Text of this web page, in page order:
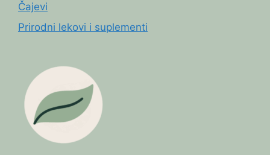
Čajevi
Prirodni lekovi i suplementi